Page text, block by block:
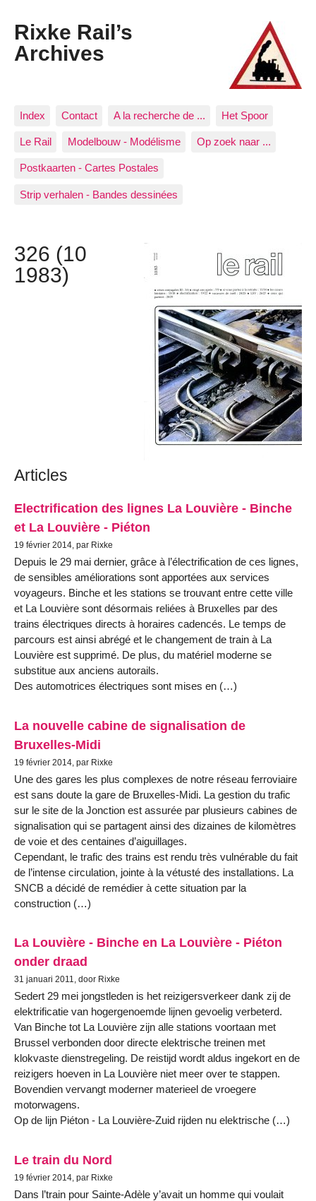
Rixke Rail’s
Archives
Index Contact A la recherche de ... Het Spoor
Le Rail Modelbouw - Modélisme Op zoek naar ...
Postkaarten - Cartes Postales
Strip verhalen - Bandes dessinées
326 (10
1983)
Articles
Electrification des lignes La Louvière - Binche
et La Louvière - Piéton
19 février 2014, par Rixke
Depuis le 29 mai dernier, grâce à l’électrification de ces lignes,
de sensibles améliorations sont apportées aux services
voyageurs. Binche et les stations se trouvant entre cette ville
et La Louvière sont désormais reliées à Bruxelles par des
trains électriques directs à horaires cadencés. Le temps de
parcours est ainsi abrégé et le changement de train à La
Louvière est supprimé. De plus, du matériel moderne se
substitue aux anciens autorails.
Des automotrices électriques sont mises en (…)
La nouvelle cabine de signalisation de
Bruxelles-Midi
19 février 2014, par Rixke
Une des gares les plus complexes de notre réseau ferroviaire
est sans doute la gare de Bruxelles-Midi. La gestion du trafic
sur le site de la Jonction est assurée par plusieurs cabines de
signalisation qui se partagent ainsi des dizaines de kilomètres
de voie et des centaines d’aiguillages.
Cependant, le trafic des trains est rendu très vulnérable du fait
de l’intense circulation, jointe à la vétusté des installations. La
SNCB a décidé de remédier à cette situation par la
construction (…)
La Louvière - Binche en La Louvière - Piéton
onder draad
31 januari 2011, door Rixke
Sedert 29 mei jongstleden is het reizigersverkeer dank zij de
elektrificatie van hogergenoemde lijnen gevoelig verbeterd.
Van Binche tot La Louvière zijn alle stations voortaan met
Brussel verbonden door directe elektrische treinen met
klokvaste dienstregeling. De reistijd wordt aldus ingekort en de
reizigers hoeven in La Louvière niet meer over te stappen.
Bovendien vervangt moderner materieel de vroegere
motorwagens.
Op de lijn Piéton - La Louvière-Zuid rijden nu elektrische (…)
Le train du Nord
19 février 2014, par Rixke
Dans l’train pour Sainte-Adèle y’avait un homme qui voulait